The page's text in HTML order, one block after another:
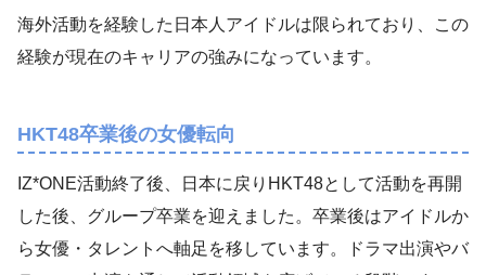
海外活動を経験した日本人アイドルは限られており、この
経験が現在のキャリアの強みになっています。
HKT48卒業後の女優転向
IZ*ONE活動終了後、日本に戻りHKT48として活動を再開
した後、グループ卒業を迎えました。卒業後はアイドルか
ら女優・タレントへ軸足を移しています。ドラマ出演やバ